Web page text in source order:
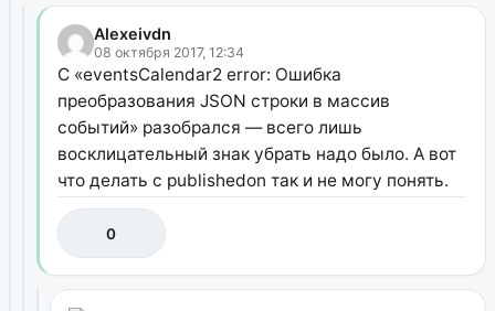
Alexeivdn
08 октября 2017, 12:34
C «eventsCalendar2 error: Ошибка
преобразования JSON строки в массив
событий» разобрался — всего лишь
восклицательный знак убрать надо было. А вот
что делать с publishedon так и не могу понять.
0